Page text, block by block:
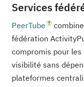
Services
PeerTube
fédération
compromis pour
visibilité sans
plateformes